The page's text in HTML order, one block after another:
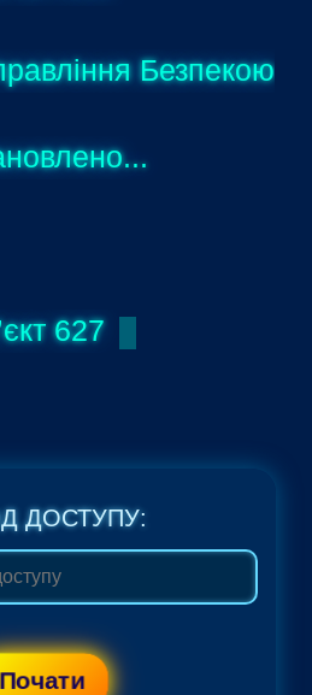
Безпекою
627 набл
ДОСТУПУ:
Почати